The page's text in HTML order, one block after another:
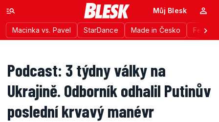
Macinka vs. Pavel StarDance Made in Česko
Můj Blesk
Podcast: 3 týdny války na
Ukrajině. Odborník odhalil Putinův
poslední krvavý manévr